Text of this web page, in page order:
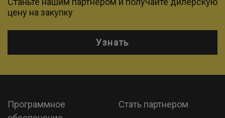
цену на закупку
Узнать
Программное
Стать партнером